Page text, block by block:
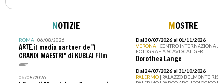
NOTIZIE
ROMA| 06/08/2026
ARTE.it media partner de "I
GRANDI MAESTRI" di KUBLAI Film
06/08/2026
MOSTRE
Dal 30/07/2026 al 01/11/2026
VERONA | CENTRO
FOTOGRAFIA SCAVI SCALIGERI
Dorothea Lange
Dal 24/07/2026 al 31/10/2026
PALERMO | PALAZZO BELMONTE